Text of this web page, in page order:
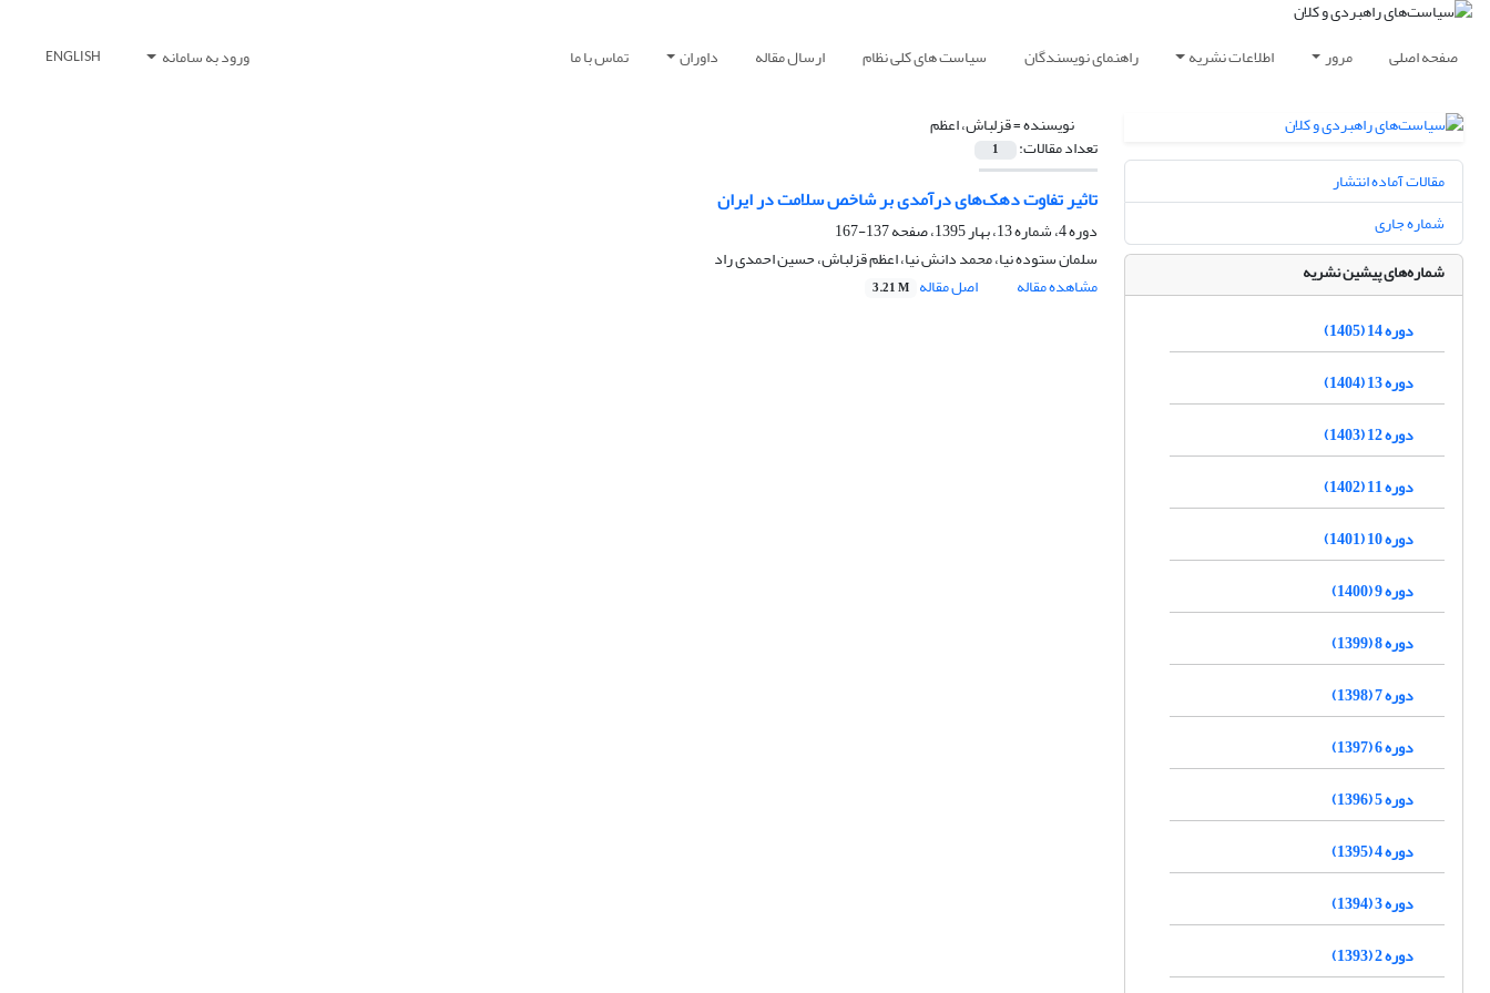
صفحه اصلی مرور اطلاعات نشریه راهنمای نویسندگان سیاست های کلی نظام ارسال مقاله داوران تماس با ما ورود به سامانه ENGLISH
نویسنده =قزلباش، اعظم
تعداد مقالات: 1
تاثیر تفاوت دهک‌های درآمدی بر شاخص سلامت در ایران
دوره 4، شماره 13، بهار 1395، صفحه
137-167
سلمان ستوده نیا، محمد دانش نیا، اعظم قزلباش، حسین احمدی راد
مشاهده مقاله
اصل مقاله 3.21 M
مقالات آماده انتشار
شماره جاری
شماره‌های پیشین نشریه
دوره 14 (1405)
دوره 13 (1404)
دوره 12 (1403)
دوره 11 (1402)
دوره 10 (1401)
دوره 9 (1400)
دوره 8 (1399)
دوره 7 (1398)
دوره 6 (1397)
دوره 5 (1396)
دوره 4 (1395)
دوره 3 (1394)
دوره 2 (1393)